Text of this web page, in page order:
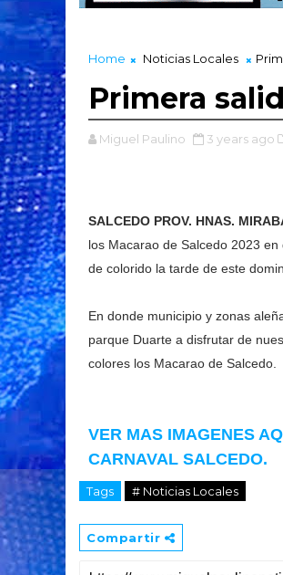
Home Noticias Locales
Primera
Miguel Paulino 3 years ago
SALCEDO PROV. HNAS.
los Macarao de Salcedo 2023
de colorido la tarde de este
En donde municipio y zonas
parque Duarte a disfrutar de
colores los Macarao de Salcedo.
VER MAS IMAGENES
CARNAVAL SALCEDO.
Tags # Noticias Locales
Compartir